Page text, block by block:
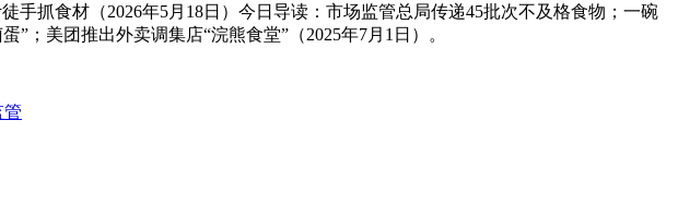
抓食材（2026年5月18日）今日导读：市场监管总局传递45批次不及格食物；一碗
；美团推出外卖调集店“浣熊食堂”（2025年7月1日）。
管